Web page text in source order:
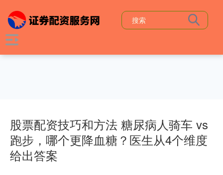
股票配资技巧和方法 糖尿病人骑车 vs
跑步，哪个更降血糖？医生从4个维度
给出答案